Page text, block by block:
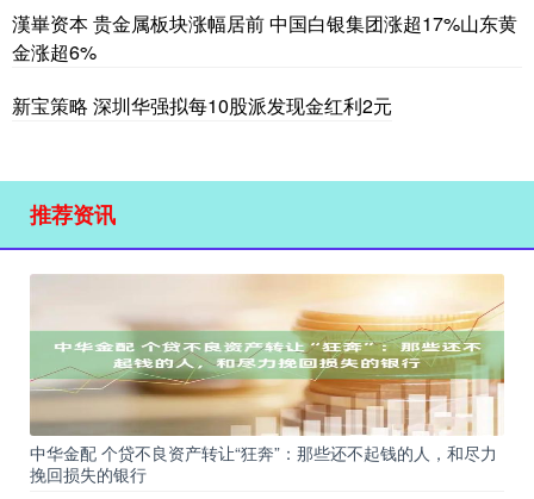
漢崋资本 贵金属板块涨幅居前 中国白银集团涨超17%山东黄
金涨超6%
新宝策略 深圳华强拟每10股派发现金红利2元
推荐资讯
中华金配 个贷不良资产转让“狂奔”：那些还不起钱的人，和尽力
挽回损失的银行